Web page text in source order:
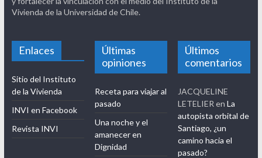
Vivienda de la Universidad de Chile.
Enlaces
Sitio del Instituto
de la Vivienda
INVI en Facebook
Revista INVI
Últimas
opiniones
Receta para viajar al
pasado
Una noche y el
amanecer en
Dignidad
Últimos
comentarios
JACQUELINE
LETELIER enLa
autopista orbital de
Santiago, ¿un
camino hacia el
pasado?